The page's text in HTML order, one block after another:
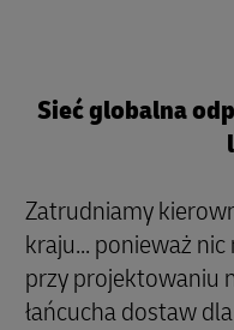
Sieć globalna
Zatrudniamy
kraju... ponieważ
przy projektowaniu
łańcucha dostaw